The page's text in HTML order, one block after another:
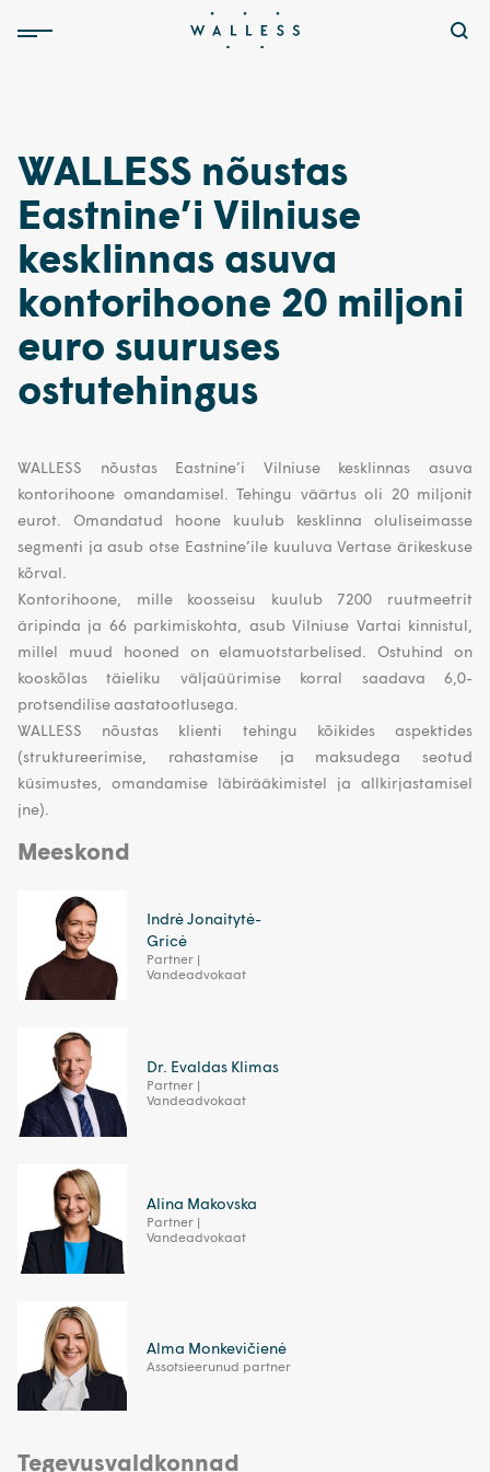
WALLESS nõustas
Eastnine’i Vilniuse
kesklinnas asuva
kontorihoone 20 miljoni
euro suuruses
ostutehingus
WALLESS nõustas Eastnine’i Vilniuse kesklinnas asuva
kontorihoone omandamisel. Tehingu väärtus oli 20 miljonit
eurot. Omandatud hoone kuulub kesklinna oluliseimasse
segmenti ja asub otse Eastnine’ile kuuluva Vertase ärikeskuse
kõrval.
Kontorihoone, mille koosseisu kuulub 7200 ruutmeetrit
äripinda ja 66 parkimiskohta, asub Vilniuse Vartai kinnistul,
millel muud hooned on elamuotstarbelised. Ostuhind on
kooskõlas täieliku väljaüürimise korral saadava 6,0-
protsendilise aastatootlusega.
WALLESS nõustas klienti tehingu kõikides aspektides
(struktureerimise, rahastamise ja maksudega seotud
küsimustes, omandamise läbirääkimistel ja allkirjastamisel
jne).
Meeskond
Indrė Jonaitytė-
Gricė
Partner |
Vandeadvokaat
Dr. Evaldas Klimas
Partner |
Vandeadvokaat
Alina Makovska
Partner |
Vandeadvokaat
Alma Monkevičienė
Assotsieerunud partner
Tegevusvaldkonnad